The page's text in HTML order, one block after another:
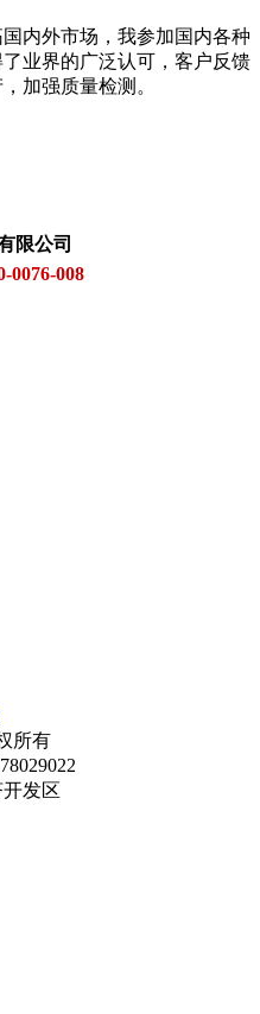
外市场，我参加国内各种
业界的广泛认可，客户反馈
加强质量检测。
限公司
0076-008
所有
发区